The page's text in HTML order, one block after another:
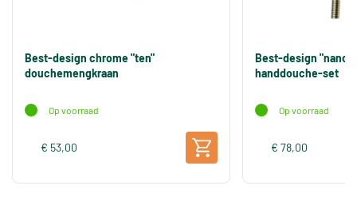
Best-design chrome "ten"
douchemengkraan
Op voorraad
€ 53,00
Best-design
handdouche-set
Op voorraad
€ 78,00